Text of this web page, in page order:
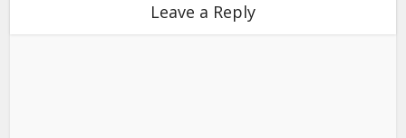
Leave a Reply